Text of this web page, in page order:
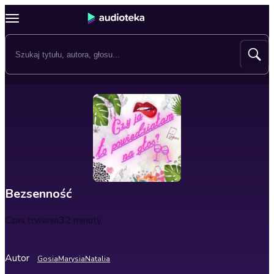
Bezsenność
Czas trwania32 minuty
Autor GosiaMarysiaNatalia